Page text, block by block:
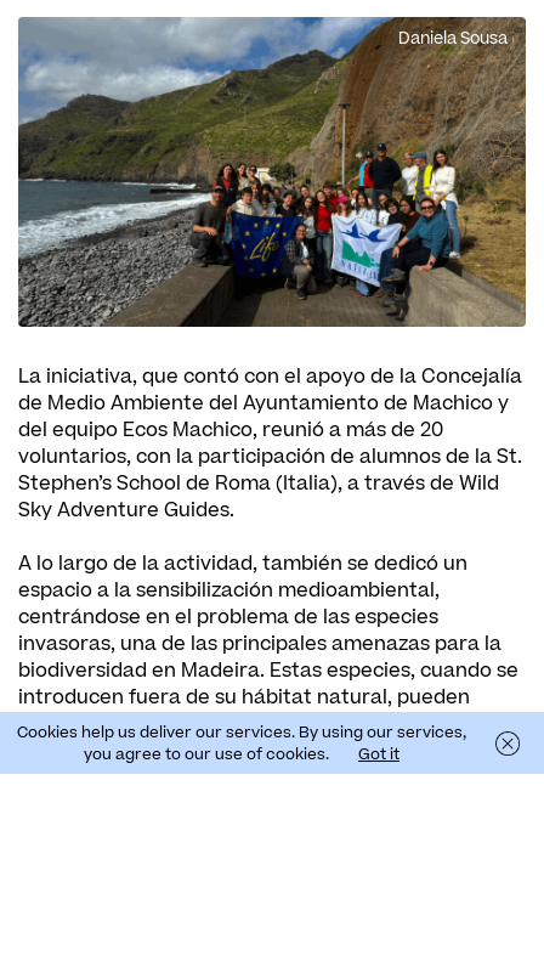
Daniela Sousa
La iniciativa, que contó con el apoyo de la Concejalía
de Medio Ambiente del Ayuntamiento de Machico y
del equipo Ecos Machico, reunió a más de 20
voluntarios, con la participación de alumnos de la St.
Stephen’s School de Roma (Italia), a través de Wild
Sky Adventure Guides.
A lo largo de la actividad, también se dedicó un
espacio a la sensibilización medioambiental,
centrándose en el problema de las especies
invasoras, una de las principales amenazas para la
biodiversidad en Madeira. Estas especies, cuando se
introducen fuera de su hábitat natural, pueden
competir con la flora autóctona por recursos
esenciales como el agua, la luz y los nutrientes,
dificultando la regeneración natural de los
Cookies help us deliver our services. By using our services,
you agree to our use of cookies.
Got it